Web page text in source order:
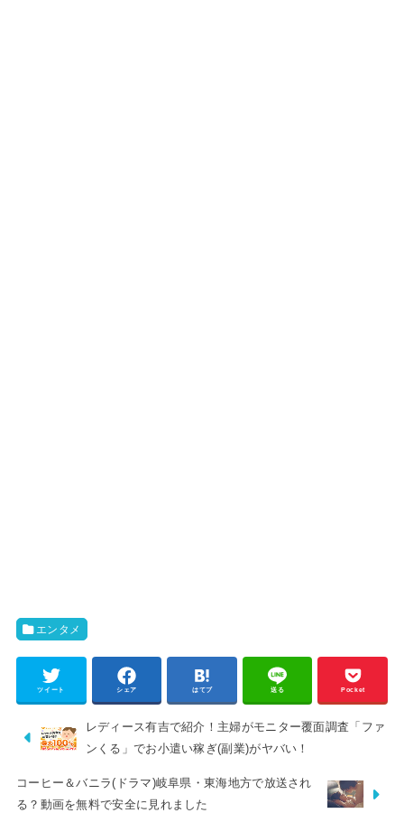
エンタメ
ツイート シェア はてブ 送る Pocket
レディース有吉で紹介！主婦がモニター覆面調査「ファ
ンくる」でお小遣い稼ぎ(副業)がヤバい！
コーヒー＆バニラ(ドラマ)岐阜県・東海地方で放送され
る？動画を無料で安全に見れました